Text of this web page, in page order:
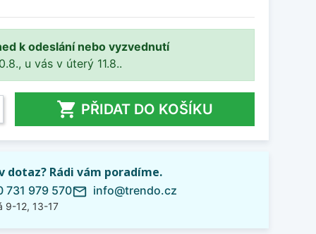
k odeslání nebo vyzvednutí
u vás v úterý 11.8..
 PŘIDAT DO KOŠÍKU
dotaz? Rádi vám poradíme.
731 979 570
9-12, 13-17
mail_outline info@trendo.cz